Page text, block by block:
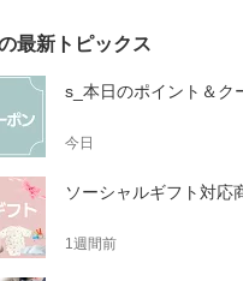
最新トピックス
s_本日のポイント＆ク
今日
ソーシャルギフト対応
1週間前